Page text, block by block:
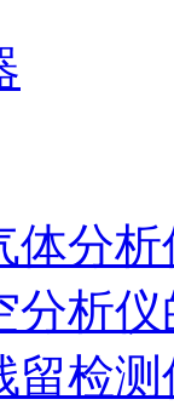
体分
分析
留检